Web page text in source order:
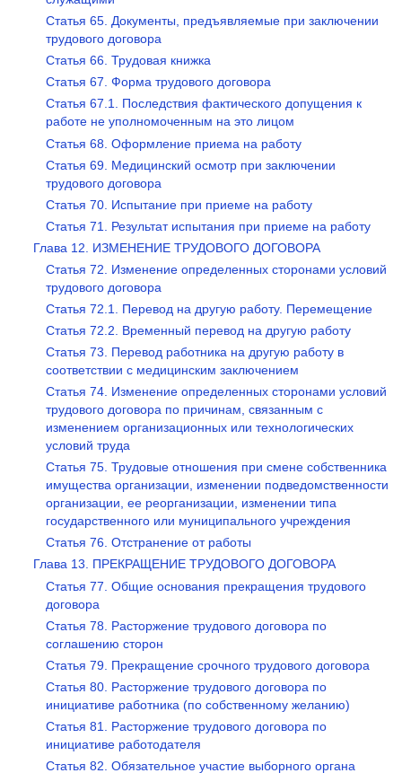
Статья 65. Документы, предъявляемые при заключении
трудового договора
Статья 66. Трудовая книжка
Статья 67. Форма трудового договора
Статья 67.1. Последствия фактического допущения к
работе не уполномоченным на это лицом
Статья 68. Оформление приема на работу
Статья 69. Медицинский осмотр при заключении
трудового договора
Статья 70. Испытание при приеме на работу
Статья 71. Результат испытания при приеме на работу
Глава 12. ИЗМЕНЕНИЕ ТРУДОВОГО ДОГОВОРА
Статья 72. Изменение определенных сторонами условий
трудового договора
Статья 72.1. Перевод на другую работу. Перемещение
Статья 72.2. Временный перевод на другую работу
Статья 73. Перевод работника на другую работу в
соответствии с медицинским заключением
Статья 74. Изменение определенных сторонами условий
трудового договора по причинам, связанным с
изменением организационных или технологических
условий труда
Статья 75. Трудовые отношения при смене собственника
имущества организации, изменении подведомственности
организации, ее реорганизации, изменении типа
государственного или муниципального учреждения
Статья 76. Отстранение от работы
Глава 13. ПРЕКРАЩЕНИЕ ТРУДОВОГО ДОГОВОРА
Статья 77. Общие основания прекращения трудового
договора
Статья 78. Расторжение трудового договора по
соглашению сторон
Статья 79. Прекращение срочного трудового договора
Статья 80. Расторжение трудового договора по
инициативе работника (по собственному желанию)
Статья 81. Расторжение трудового договора по
инициативе работодателя
Статья 82. Обязательное участие выборного органа